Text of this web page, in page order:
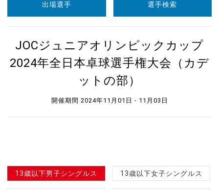
出場選手 選手検索
JOCジュニアオリンピックカップ
2024年全日本卓球選手権大会（カデ
ットの部）
開催期間 2024年11月01日 - 11月03日
13歳以下男子シングルス 13歳以下女子シングルス